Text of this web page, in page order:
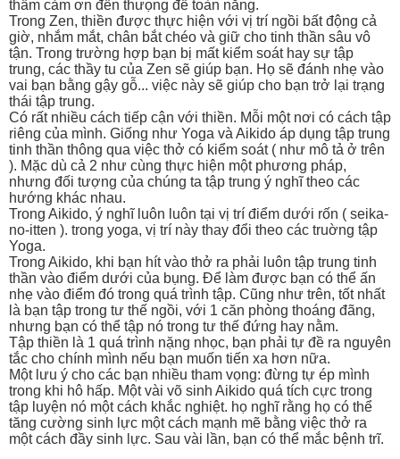
thầm cảm ơn đến thưọng đế toàn năng.
Trong Zen, thiền được thực hiện với vị trí ngồi bất động cả
giờ, nhắm mắt, chân bắt chéo và giữ cho tinh thần sâu vô
tận. Trong trường hợp bạn bị mất kiểm soát hay sự tập
trung, các thầy tu của Zen sẽ giúp bạn. Họ sẽ đánh nhẹ vào
vai bạn bằng gậy gỗ... việc này sẽ giúp cho bạn trở lại trạng
thái tập trung.
Có rất nhiều cách tiếp cận với thiền. Mỗi một nơi có cách tập
riêng của mình. Giống như Yoga và Aikido áp dụng tập trung
tinh thần thông qua việc thở có kiểm soát ( như mô tả ở trên
). Mặc dù cả 2 như cùng thực hiện một phương pháp,
nhưng đối tượng của chúng ta tập trung ý nghĩ theo các
hướng khác nhau.
Trong Aikido, ý nghĩ luôn luôn tại vị trí điểm dưới rốn ( seika-
no-itten ). trong yoga, vị trí này thay đổi theo các truờng tập
Yoga.
Trong Aikido, khi bạn hít vào thở ra phải luôn tập trung tinh
thần vào điểm dưới của bụng. Để làm được bạn có thể ấn
nhẹ vào điểm đó trong quá trình tập. Cũng như trên, tốt nhất
là bạn tập trong tư thế ngồi, với 1 căn phòng thoáng đãng,
nhưng bạn có thể tập nó trong tư thế đứng hay nằm.
Tập thiền là 1 quá trình nặng nhọc, bạn phải tự đề ra nguyên
tắc cho chính mình nếu bạn muốn tiến xa hơn nữa.
Một lưu ý cho các bạn nhiều tham vọng: đừng tự ép mình
trong khi hô hấp. Một vài võ sinh Aikido quá tích cực trong
tập luyện nó một cách khắc nghiệt. họ nghĩ rằng họ có thể
tăng cường sinh lực một cách mạnh mẽ bằng việc thở ra
một cách đầy sinh lực. Sau vài lần, bạn có thể mắc bệnh trĩ.